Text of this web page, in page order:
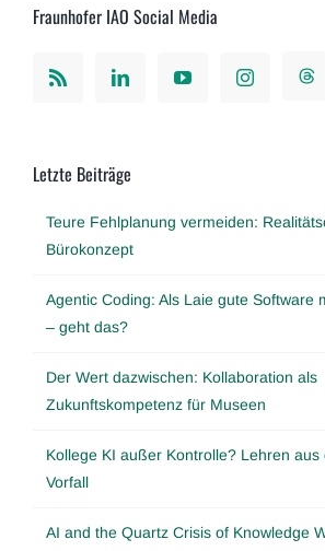
Fraunhofer IAO Social Media
Letzte Beiträge
Teure Fehlplanung vermeiden:
Bürokonzept
Agentic Coding: Als Laie gute Software
– geht das?
Der Wert dazwischen: Kollaboration als
Zukunftskompetenz für Museen
Kollege KI außer Kontrolle? Lehren aus
Vorfall
AI and the Quartz Crisis of Knowledge